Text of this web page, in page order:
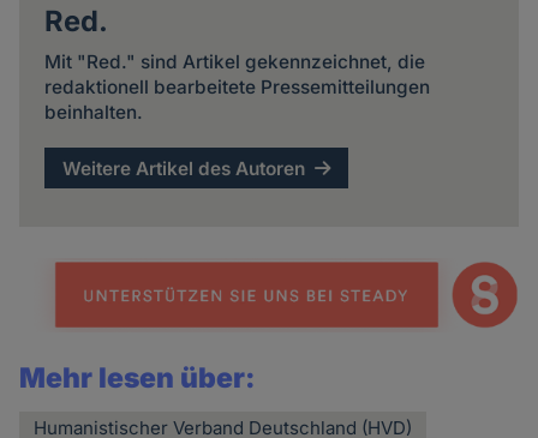
Red.
Mit "Red." sind Artikel gekennzeichnet, die
redaktionell bearbeitete Pressemitteilungen
beinhalten.
Weitere Artikel des Autoren
Mehr lesen über:
Humanistischer Verband Deutschland (HVD)